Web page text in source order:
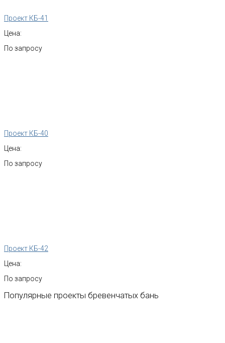
Проект КБ-41
Цена:
По запросу
Проект КБ-40
Цена:
По запросу
Проект КБ-42
Цена:
По запросу
Популярные проекты бревенчатых бань